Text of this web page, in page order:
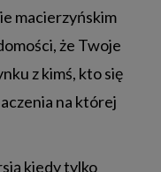
macierzyńskim
że Twoje
z kimś, kto się
na której
kiedy tylko